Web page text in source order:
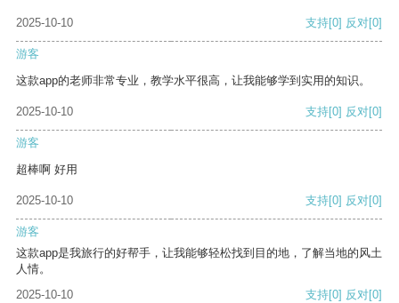
2025-10-10 支持[0] 反对[0]
游客
这款app的老师非常专业，教学水平很高，让我能够学到实用的知识。
2025-10-10 支持[0] 反对[0]
游客
超棒啊 好用
2025-10-10 支持[0] 反对[0]
游客
这款app是我旅行的好帮手，让我能够轻松找到目的地，了解当地的风土
人情。
2025-10-10
支持[0] 反对[0]